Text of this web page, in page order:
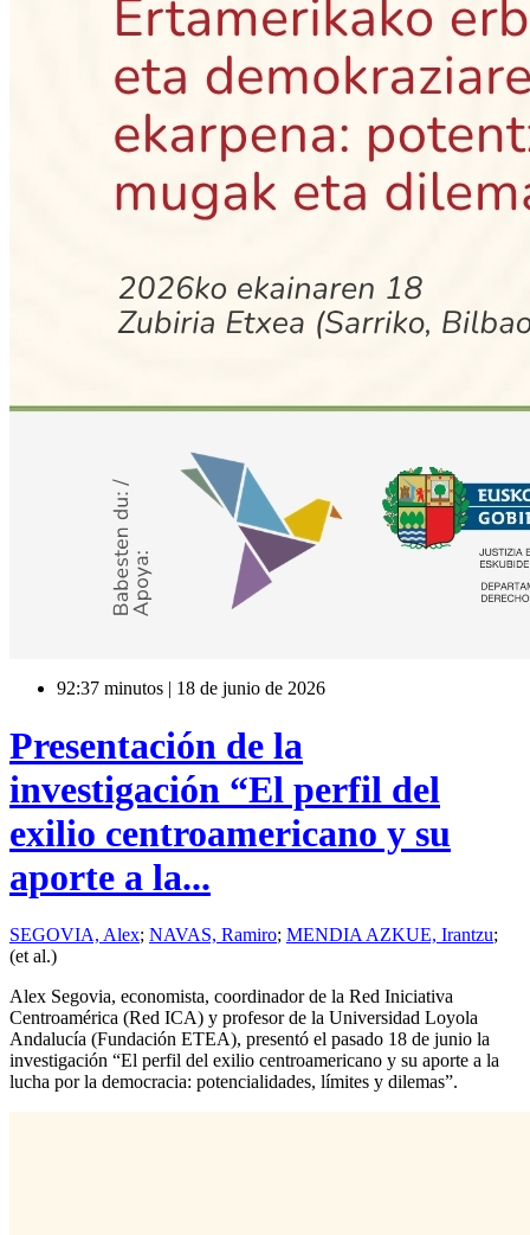
92:37 minutos | 18 de junio de 2026
Presentación de la
investigación “El perfil del
exilio centroamericano y su
aporte a la...
SEGOVIA, Alex; NAVAS, Ramiro; MENDIA AZKUE, Irantzu;
(et al.)
Alex Segovia, economista, coordinador de la Red Iniciativa
Centroamérica (Red ICA) y profesor de la Universidad Loyola
Andalucía (Fundación ETEA), presentó el pasado 18 de junio la
investigación “El perfil del exilio centroamericano y su aporte a la
lucha por la democracia: potencialidades, límites y dilemas”.